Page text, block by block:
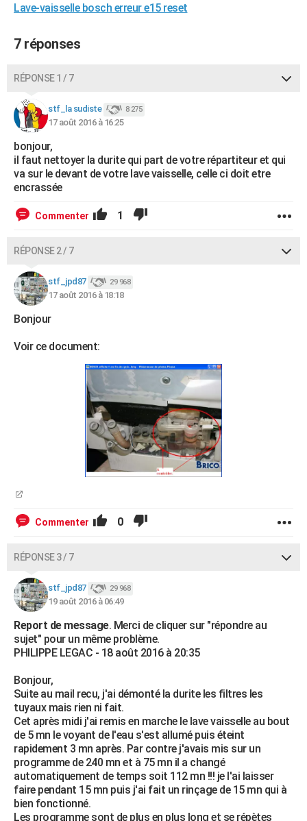
Bricolage
Lifestyle
Culture
Sport
Auto
Television
Voyage
Cinema
Lave-vaisselle bosch erreur e15 reset
7 réponses
RÉPONSE 1 / 7
stf_la sudiste 8 275
17 août 2016 à 16:25
bonjour,
il faut nettoyer la durite qui part de votre répartiteur et qui
va sur le devant de votre lave vaisselle, celle ci doit etre
encrassée
Commenter 1
RÉPONSE 2 / 7
stf_jpd87 29 968
17 août 2016 à 18:18
Bonjour
Voir ce document:
Commenter 0
RÉPONSE 3 / 7
stf_jpd87 29 968
19 août 2016 à 06:49
Report de message. Merci de cliquer sur "répondre au
sujet" pour un même problème.
PHILIPPE LEGAC - 18 août 2016 à 20:35
Bonjour,
Suite au mail recu, j'ai démonté la durite les filtres les
tuyaux mais rien ni fait.
Cet après midi j'ai remis en marche le lave vaisselle au bout
de 5 mn le voyant de l'eau s'est allumé puis éteint
rapidement 3 mn après. Par contre j'avais mis sur un
programme de 240 mn et à 75 mn il a changé
automatiquement de temps soit 112 mn !!! je l'ai laisser
faire pendant 15 mn puis j'ai fait un rinçage de 15 mn qui à
bien fonctionné.
Les programme sont de plus en plus long et se répètes